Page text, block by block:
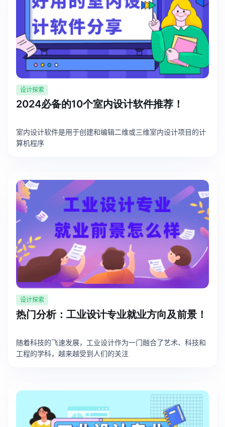
帮助中心
获取详细功能指南和技术支持
知识分享社区
设计探索
2024必备的10个室内设计软件推荐！
室内设计软件是用于创建和编辑二维或三维室内设计项目的计
算机程序
设计探索
热门分析：工业设计专业就业方向及前景！
随着科技的飞速发展，工业设计作为一门融合了艺术、科技和
工程的学科，越来越受到人们的关注